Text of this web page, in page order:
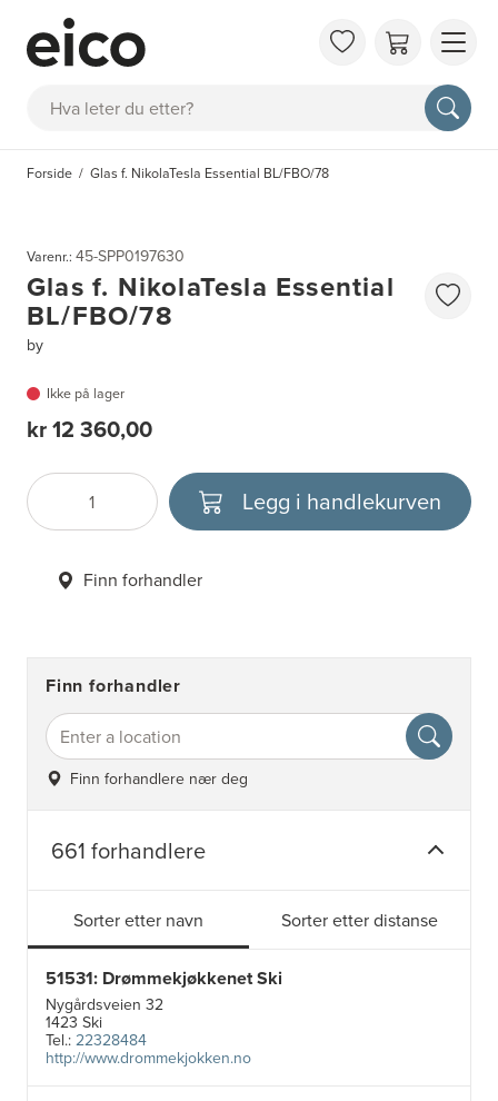
Søk
OM
FAQ
Forside Glas f. NikolaTesla Essential BL/FBO/78
Varenr.: 45-SPP0197630
Glas f. NikolaTesla Essential
BL/FBO/78
by
Ikke på lager
kr 12 360,00
Antall
Velg enhet Legg i handlekurven
Finn forhandler
Finn forhandler
Finn forhandlere nær deg
661 forhandlere
Sorter etter navn Sorter etter distanse
51531: Drømmekjøkkenet Ski
Nygårdsveien 32
1423 Ski
Tel.:22328484
http://www.drommekjokken.no